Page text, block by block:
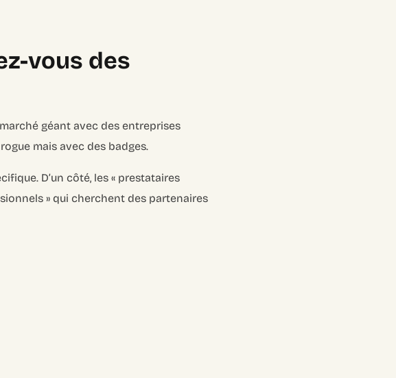
vous des
géant avec des entreprises
mais avec des badges.
D’un côté, les « prestataires
» qui cherchent des partenaires